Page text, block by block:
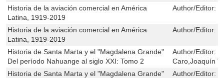
Historia de la aviación comercial en América
Latina, 1919-2019
Author/Editor:
Historia de la aviación comercial en América
Latina, 1919-2019
Author/Editor:
Historia de Santa Marta y el "Magdalena Grande"
Del período Nahuange al siglo XXI: Tomo 2
Author/Editor:
Caro,Joaquín
Historia de Santa Marta y el "Magdalena Grande"
Author/Editor: